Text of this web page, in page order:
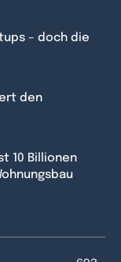
– doch die
den
10 Billionen